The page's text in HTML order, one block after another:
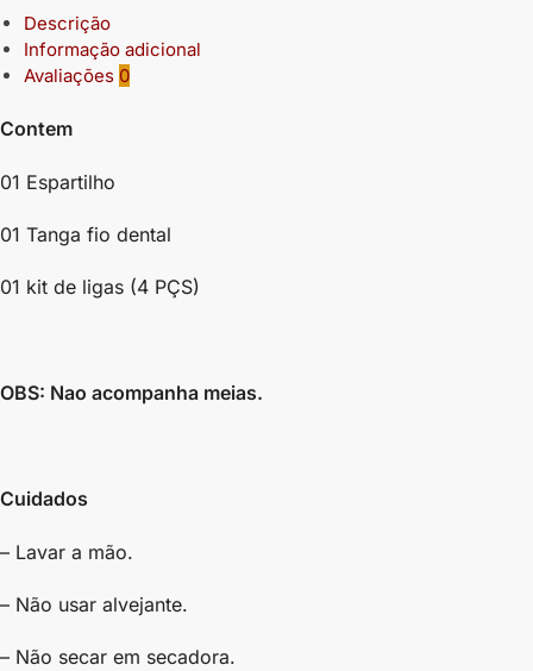
Descrição
Informação adicional
Avaliações 0
Contem
01 Espartilho
01 Tanga fio dental
01 kit de ligas (4 PÇS)
OBS: Nao acompanha meias.
Cuidados
– Lavar a mão.
– Não usar alvejante.
– Não secar em secadora.